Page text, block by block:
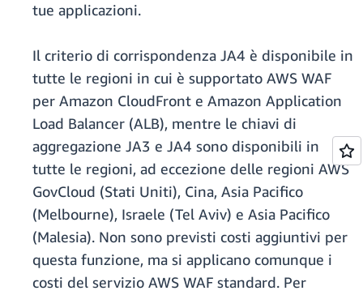
tue applicazioni.
Il criterio di corrispondenza JA4 è disponibile in
tutte le regioni in cui è supportato AWS WAF
per Amazon CloudFront e Amazon Application
Load Balancer (ALB), mentre le chiavi di
aggregazione JA3 e JA4 sono disponibili in
tutte le regioni, ad eccezione delle regioni AWS
GovCloud (Stati Uniti), Cina, Asia Pacifico
(Melbourne), Israele (Tel Aviv) e Asia Pacifico
(Malesia). Non sono previsti costi aggiuntivi per
questa funzione, ma si applicano comunque i
costi del servizio AWS WAF standard. Per